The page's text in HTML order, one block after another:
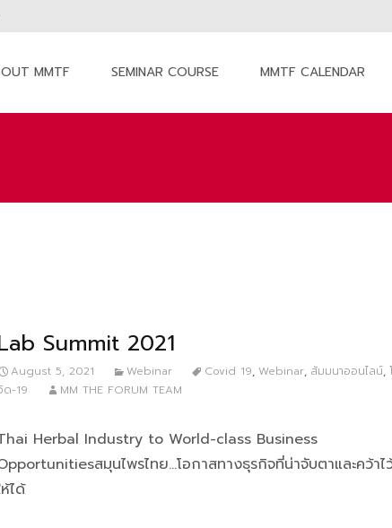
MMTF SEMINAR COURSE MMTF CALENDAR
Summit 2021
August 5, 2021 Webinar Covid 19, Webinar, สัมมนาออนไลน์,
ด-19
MM THE FORUM TEAM
Herbal Industry to World-class Business
สมุนไพรไทย…โอกาสทางธุรกิจที่น่าจับตาและคว้าไ
ห้ได้